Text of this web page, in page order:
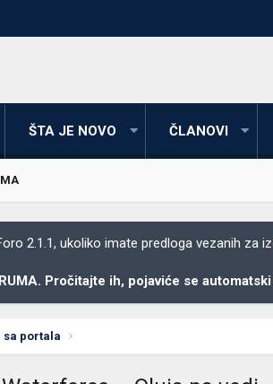
ŠTA JE NOVO ČLANOVI
2.1.1, ukoliko imate predloga vezanih za
Pročitajte ih, pojaviće se
sa portala